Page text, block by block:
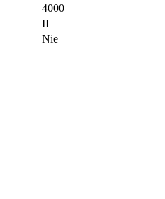
4000
II
Nie